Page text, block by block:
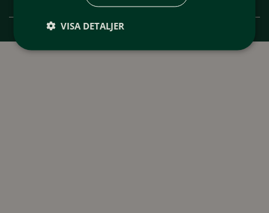
VISA DETALJER